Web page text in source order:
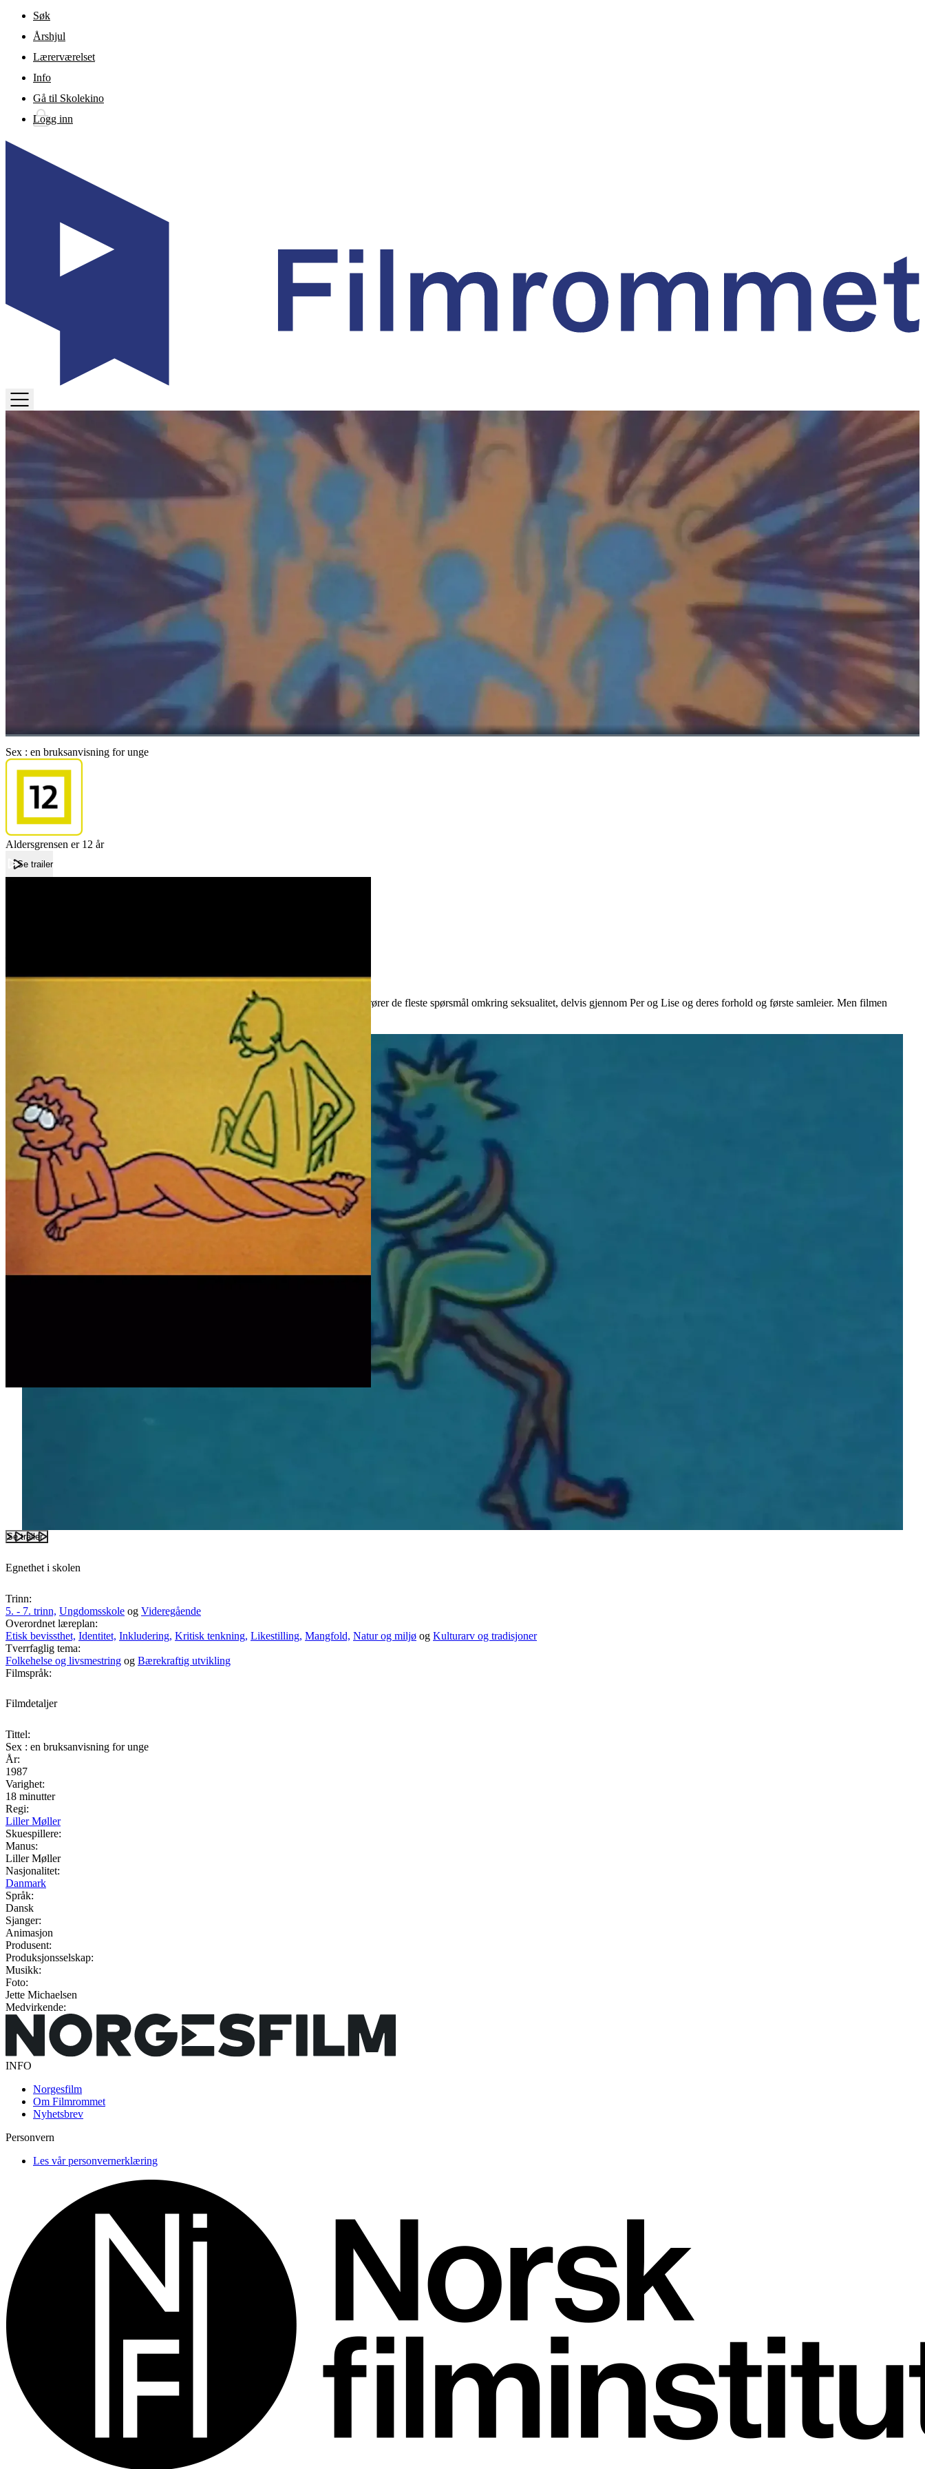
Gå til hovedinnhold
Søk
Årshjul
Lærerværelset
Info
Gå til Skolekino
Logg inn
MENU
Sex : en bruksanvisning for unge
Aldersgrensen er 12 år
Se trailer
Lisens:
En åpen, fordomsfri og varm film om ungdom og seksualitet. Denne tegnefilmen berører de fleste spørsmål omkring seksualitet, delvis gjennom Per og Lise og deres forhold og første samleier. Men filmen
snakker også om hygiene, prevensjon og kjønnssykdommer.
Se trailer
Egnethet i skolen
Trinn:
5. - 7. trinn, Ungdomsskole og Videregående
Overordnet læreplan:
Etisk bevissthet, Identitet, Inkludering, Kritisk tenkning, Likestilling, Mangfold, Natur og miljø og Kulturarv og tradisjoner
Tverrfaglig tema:
Folkehelse og livsmestring og Bærekraftig utvikling
Filmspråk:
Filmdetaljer
Tittel:
Sex : en bruksanvisning for unge
År:
1987
Varighet:
18 minutter
Regi:
Liller Møller
Skuespillere:
Manus:
Liller Møller
Nasjonalitet:
Danmark
Språk:
Dansk
Sjanger:
Animasjon
Produsent:
Produksjonsselskap:
Musikk:
Foto:
Jette Michaelsen
Medvirkende:
INFO
Norgesfilm
Om Filmrommet
Nyhetsbrev
Personvern
Les vår personvernerklæring